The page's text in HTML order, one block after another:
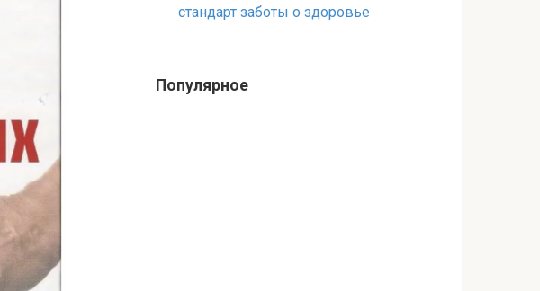
стандарт заботы о здоровье
Популярное